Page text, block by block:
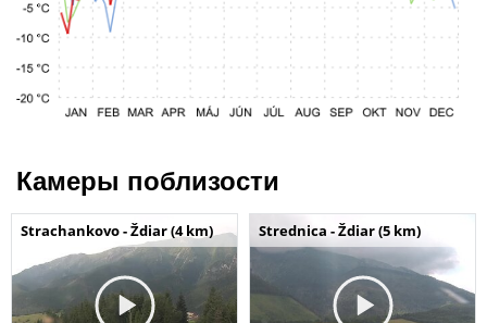
Камеры поблизости
Strachankovo - Ždiar (4 km) Strednica - Ždiar (5 km)